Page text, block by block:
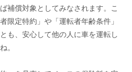
補償対象としてみなされます。こ
限定特約」や「運転者年齢条件」
も、安心して他の人に車を運転し
。